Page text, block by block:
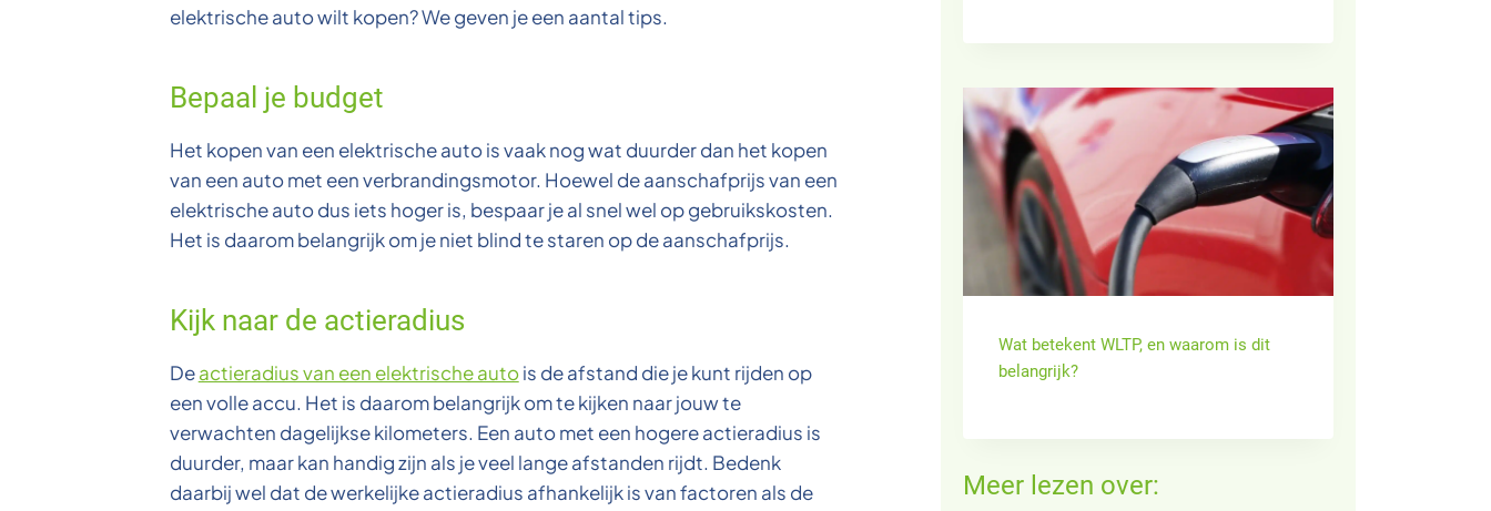
elektrische auto wilt kopen? We geven je een aantal tips.
Bepaal je budget
Het kopen van een elektrische auto is vaak nog wat duurder dan het kopen
van een auto met een verbrandingsmotor. Hoewel de aanschafprijs van een
elektrische auto dus iets hoger is, bespaar je al snel wel op gebruikskosten.
Het is daarom belangrijk om je niet blind te staren op de aanschafprijs.
Kijk naar de actieradius
Deactieradius van een elektrische autois de afstand die je kunt rijden op
een volle accu. Het is daarom belangrijk om te kijken naar jouw te
verwachten dagelijkse kilometers. Een auto met een hogere actieradius is
duurder, maar kan handig zijn als je veel lange afstanden rijdt. Bedenk
daarbij wel dat de werkelijke actieradius afhankelijk is van factoren als de
Wat betekent WLTP, en waarom is dit
belangrijk?
Meer lezen over: